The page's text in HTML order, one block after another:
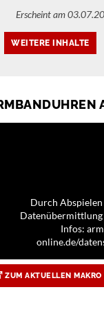
Erscheint am
Durch Abspielen
Datenübermittlung
Infos:
online.de/
ZUM AKTUELLEN MAKRO